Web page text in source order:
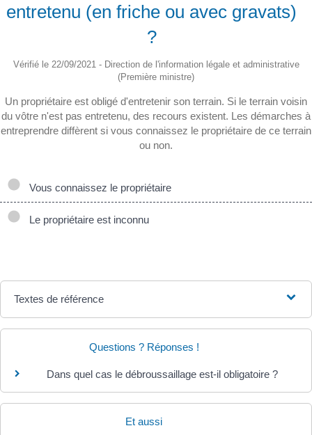
entretenu (en friche ou avec gravats)
?
Vérifié le 22/09/2021 - Direction de l'information légale et administrative
(Première ministre)
Un propriétaire est obligé d'entretenir son terrain. Si le terrain voisin
du vôtre n'est pas entretenu, des recours existent. Les démarches à
entreprendre diffèrent si vous connaissez le propriétaire de ce terrain
ou non.
Vous connaissez le propriétaire
Le propriétaire est inconnu
Textes de référence
Questions ? Réponses !
Dans quel cas le débroussaillage est-il obligatoire ?
Et aussi